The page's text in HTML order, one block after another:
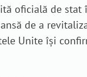
oficială de stat
de a
Unite își